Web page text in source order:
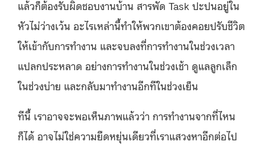
แล้วก็ต้องรับผิดชอบงานบ้าน สารพัด Task ปะปนอยู่ใน
หัวไม่ว่างเว้น อะไรเหล่านี้ทำให้พวกเขาต้องคอยปรับชีวิต
ให้เข้ากับการทำงาน และจบลงที่การทำงานในช่วงเวลา
แปลกประหลาด อย่างการทำงานในช่วงเช้า ดูแลลูกเล็ก
ในช่วงบ่าย และกลับมาทำงานอีกทีในช่วงเย็น
ทีนี้ เราอาจจะพอเห็นภาพแล้วว่า การทำงานจากที่ไหน
ก็ได้ อาจไม่ใช่ความยืดหยุ่นเดียวที่เราแสวงหาอีกต่อไป